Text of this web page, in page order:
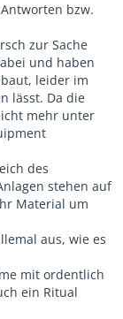
bzw.
zur Sache
und haben
leider im
lässt. Da die
mehr unter
des
stehen auf
Material um
aus, wie es
mit ordentlich
ein Ritual